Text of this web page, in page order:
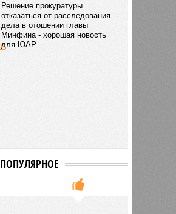
Решение прокуратуры
отказаться от расследования
дела в отошении главы
Минфина - хорошая новость
для ЮАР
ПОПУЛЯРНОЕ